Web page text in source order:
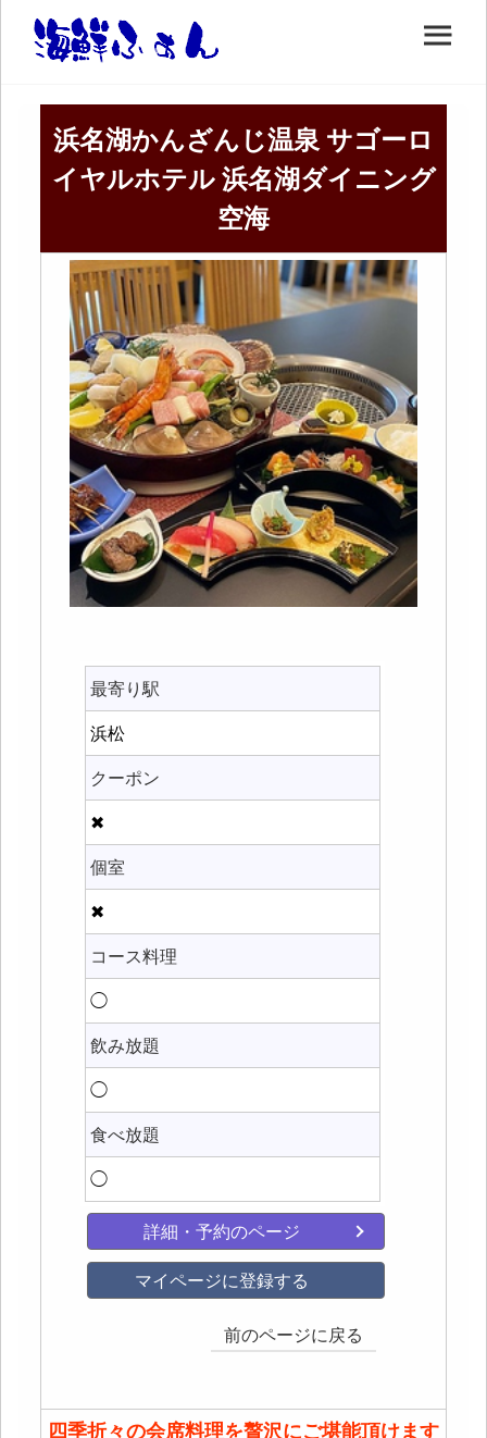
浜名湖かんざんじ温泉 サゴーロ
イヤルホテル 浜名湖ダイニング
空海
最寄り駅
浜松
クーポン
✖
個室
✖
コース料理
◯
飲み放題
◯
食べ放題
◯
詳細・予約のページ
マイページに登録する
前のページに戻る
四季折々の会席料理を贅沢にご堪能頂けます